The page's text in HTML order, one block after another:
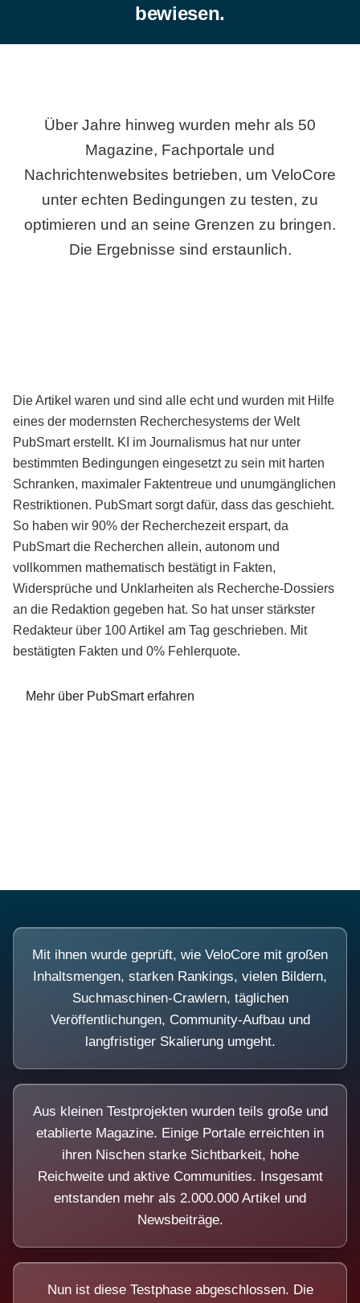
bewiesen.
Über Jahre hinweg wurden mehr als 50
Magazine, Fachportale und
Nachrichtenwebsites betrieben, um VeloCore
unter echten Bedingungen zu testen, zu
optimieren und an seine Grenzen zu bringen.
Die Ergebnisse sind erstaunlich.
Die Artikel waren und sind alle echt und wurden mit Hilfe
eines der modernsten Recherchesystems der Welt
PubSmart erstellt. KI im Journalismus hat nur unter
bestimmten Bedingungen eingesetzt zu sein mit harten
Schranken, maximaler Faktentreue und unumgänglichen
Restriktionen. PubSmart sorgt dafür, dass das geschieht.
So haben wir 90% der Recherchezeit erspart, da
PubSmart die Recherchen allein, autonom und
vollkommen mathematisch bestätigt in Fakten,
Widersprüche und Unklarheiten als Recherche-Dossiers
an die Redaktion gegeben hat. So hat unser stärkster
Redakteur über 100 Artikel am Tag geschrieben. Mit
bestätigten Fakten und 0% Fehlerquote.
Mehr über PubSmart erfahren
Mit ihnen wurde geprüft, wie VeloCore mit großen
Inhaltsmengen, starken Rankings, vielen Bildern,
Suchmaschinen-Crawlern, täglichen
Veröffentlichungen, Community-Aufbau und
langfristiger Skalierung umgeht.
Aus kleinen Testprojekten wurden teils große und
etablierte Magazine. Einige Portale erreichten in
ihren Nischen starke Sichtbarkeit, hohe
Reichweite und aktive Communities. Insgesamt
entstanden mehr als 2.000.000 Artikel und
Newsbeiträge.
Nun ist diese Testphase abgeschlossen. Die